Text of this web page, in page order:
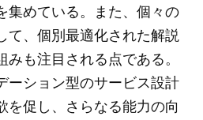
集めている。また、個々の
て、個別最適化された解説
も注目される点である。
ーション型のサービス設計
を促し、さらなる能力の向